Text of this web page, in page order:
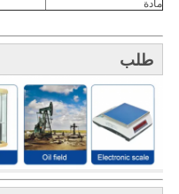
مادة
طلب